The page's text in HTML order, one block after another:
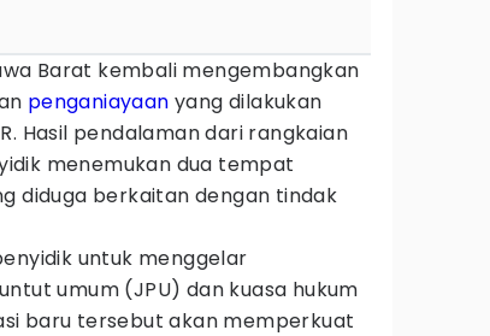
Barat kembali mengembangkan
penganiayaan yang dilakukan
Hasil pendalaman dari rangkaian
menemukan dua tempat
diduga berkaitan dengan tindak
untuk menggelar
umum (JPU) dan kuasa hukum
baru tersebut akan memperkuat